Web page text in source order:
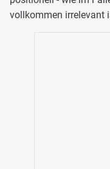
vollkommen irrelevant